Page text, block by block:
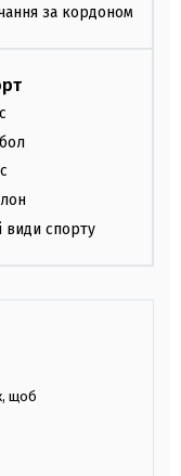
за кордоном
види спорту
щоб